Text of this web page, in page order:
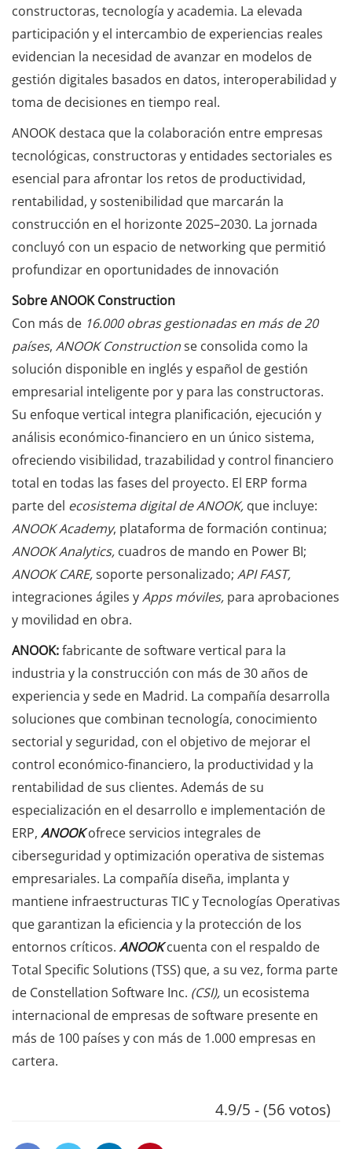
constructoras, tecnología y academia. La elevada
participación y el intercambio de experiencias reales
evidencian la necesidad de avanzar en modelos de
gestión digitales basados en datos, interoperabilidad y
toma de decisiones en tiempo real.
ANOOK destaca que la colaboración entre empresas
tecnológicas, constructoras y entidades sectoriales es
esencial para afrontar los retos de productividad,
rentabilidad, y sostenibilidad que marcarán la
construcción en el horizonte 2025–2030. La jornada
concluyó con un espacio de networking que permitió
profundizar en oportunidades de innovación
Sobre ANOOK Construction
Con más de 16.000 obras gestionadas en más de 20
países, ANOOK Constructionse consolida como la
solución disponible en inglés y español de gestión
empresarial inteligente por y para las constructoras.
Su enfoque vertical integra planificación, ejecución y
análisis económico-financiero en un único sistema,
ofreciendo visibilidad, trazabilidad y control financiero
total en todas las fases del proyecto. El ERP forma
parte del ecosistema digital de ANOOK, que incluye:
ANOOK Academy, plataforma de formación continua;
ANOOK Analytics, cuadros de mando en Power BI;
ANOOK CARE,soporte personalizado; API FAST,
integraciones ágiles yApps móviles, para aprobaciones
y movilidad en obra.
ANOOK:fabricante de software vertical para la
industria y la construcción con más de 30 años de
experiencia y sede en Madrid. La compañía desarrolla
soluciones que combinan tecnología, conocimiento
sectorial y seguridad, con el objetivo de mejorar el
control económico-financiero, la productividad y la
rentabilidad de sus clientes. Además de su
especialización en el desarrollo e implementación de
ERP, ANOOKofrece servicios integrales de
ciberseguridad y optimización operativa de sistemas
empresariales. La compañía diseña, implanta y
mantiene infraestructuras TIC y Tecnologías Operativas
que garantizan la eficiencia y la protección de los
entornos críticos. ANOOKcuenta con el respaldo de
Total Specific Solutions (TSS) que, a su vez, forma parte
de Constellation Software Inc. (CSI), un ecosistema
internacional de empresas de software presente en
más de 100 países y con más de 1.000 empresas en
cartera.
4.9/5 - (56 votos)